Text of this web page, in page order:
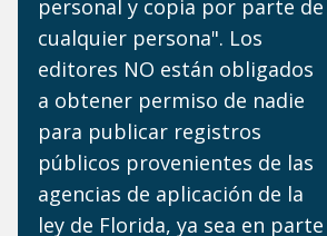
personal y copia por parte de
cualquier persona". Los
editores NO están obligados
a obtener permiso de nadie
para publicar registros
públicos provenientes de las
agencias de aplicación de la
ley de Florida, ya sea en parte